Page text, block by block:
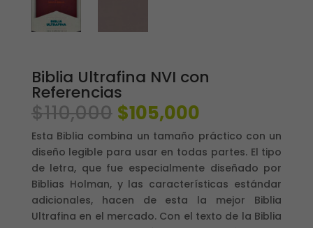
Biblia Ultrafina NVI con
Referencias
$110,000 El
precio
original
era:
$110,000.
$105,000El
precio
actual
es:
$105,000.
Esta Biblia combina un tamaño práctico con un
diseño legible para usar en todas partes. El tipo
de letra, que fue especialmente diseñado por
Biblias Holman, y las características estándar
adicionales, hacen de esta la mejor Biblia
Ultrafina en el mercado. Con el texto de la Biblia